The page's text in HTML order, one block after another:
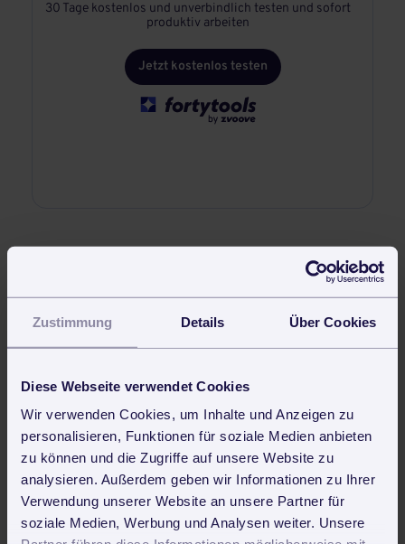
Zustimmung Details Über Cookies
Diese Webseite verwendet Cookies
Wir verwenden Cookies, um Inhalte und Anzeigen zu
personalisieren, Funktionen für soziale Medien anbieten
zu können und die Zugriffe auf unsere Website zu
analysieren. Außerdem geben wir Informationen zu Ihrer
Verwendung unserer Website an unsere Partner für
soziale Medien, Werbung und Analysen weiter. Unsere
30 Tage kostenlos und unverbindlich testen und sofort
produktiv arbeiten
Jetzt kostenlos testen
Reinigungsroboter in der Gebäudereinigung: Trends, Vorteile
Transformation
Industry Pulse 2025 – 73 Prozent sagen: Digitalisierung hat
höchste Priorität. Doch nur 3 Prozent sind digital
angekommen. Was läuft da falsch?
Daytime Cleaning: Tagesreinigung während des Betriebs für
Unternehmen und öffentliche Einrichtungen
3 digitale Quick-Wins für die Gebäudereinigung